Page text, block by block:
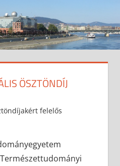
ÖSZTÖNDÍJ
felelős